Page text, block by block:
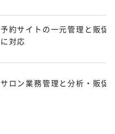
予約サイトの一元管理と販促
に対応
サロン業務管理と分析・販促